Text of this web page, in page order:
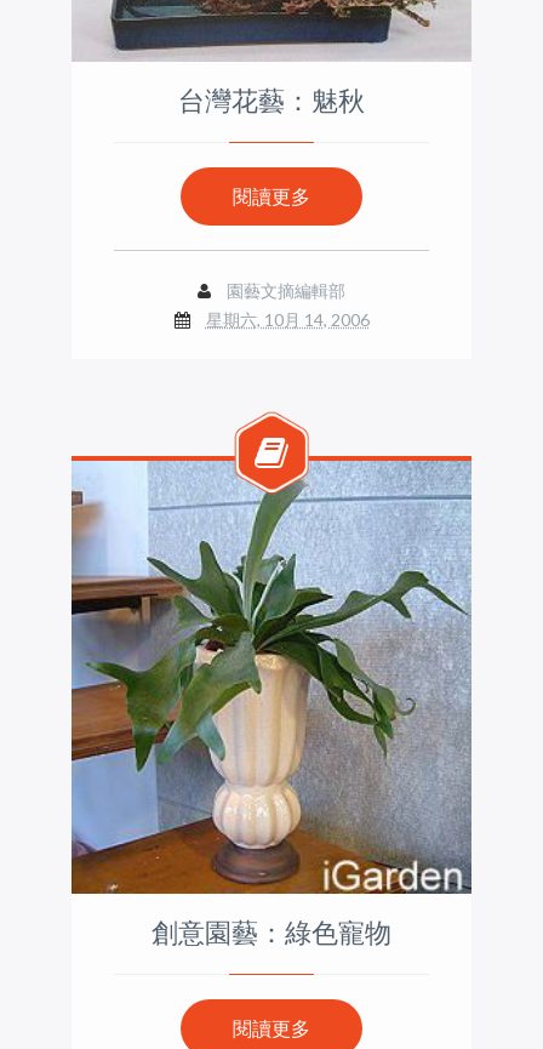
台灣花藝：魅秋
閱讀更多
園藝文摘編輯部
星期六, 10月 14, 2006
創意園藝：綠色寵物
閱讀更多